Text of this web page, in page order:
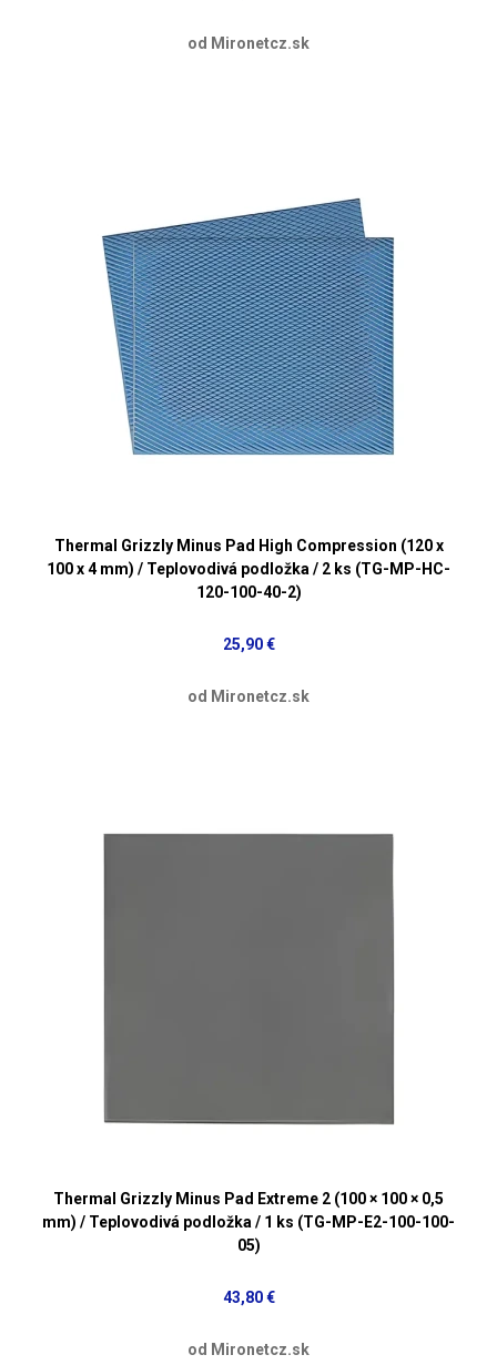
od Mironetcz.sk
Thermal Grizzly Minus Pad High Compression (120 x
100 x 4 mm) / Teplovodivá podložka / 2 ks (TG-MP-HC-
120-100-40-2)
25,90 €
od Mironetcz.sk
Thermal Grizzly Minus Pad Extreme 2 (100 × 100 × 0,5
mm) / Teplovodivá podložka / 1 ks (TG-MP-E2-100-100-
05)
43,80 €
od Mironetcz.sk